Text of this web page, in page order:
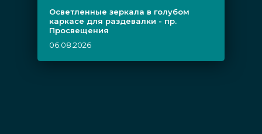
Осветленные зеркала в голубом
каркасе для раздевалки - пр.
Просвещения
06.08.2026